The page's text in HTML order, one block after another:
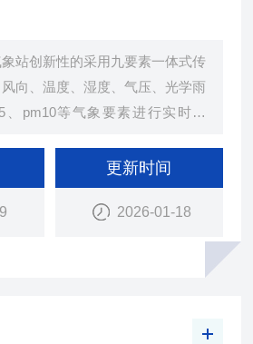
站创新性的采用九要素一体式传
向、温度、湿度、气压、光学雨
、pm10等气象要素进行实时观
九项参数一次性输出给用户。
更新时间
2026-01-18